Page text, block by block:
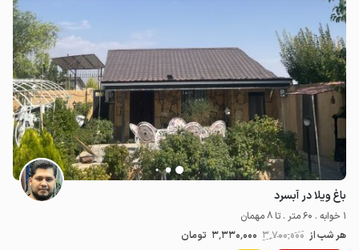
باغ ویلا در آبسرد
1 خوابه . 60 متر . تا 8 مهمان
هر شب از 3٬700٬000 3٬330٬000 تومان